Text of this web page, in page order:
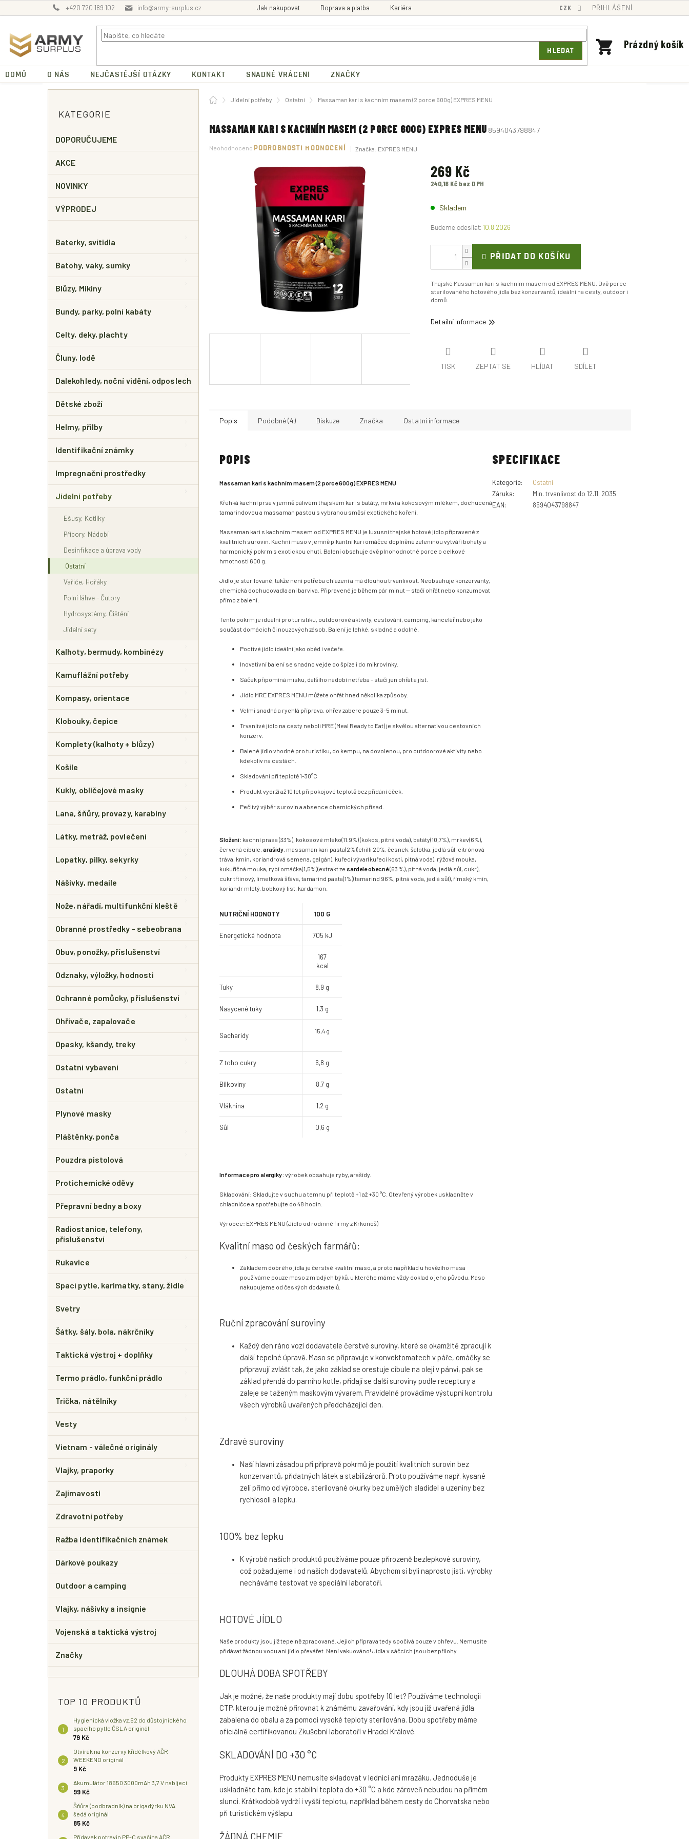
na
+420 720 189 102 info@army-surplus.cz Jak nakupovat Doprava a platba Kariéra CZK PŘIHLÁŠENÍ
HLEDAT
NÁKUPNÍ
Prázdný košík
DOMŮ O NÁS NEJČASTĚJŠÍ OTÁZKY KONTAKT SNADNÉ VRÁCENI ZNAČKY
A
N
P
N
kategorie
KATEGORIE
DOPORUČUJEME
AKCE
NOVINKY
VÝPRODEJ
Baterky, svítidla
Batohy, vaky, sumky
Blůzy, Mikiny
Bundy, parky, polní kabáty
Celty, deky, plachty
Čluny, lodě
Dalekohledy, noční vidění, odposlech
Dětské zboží
Helmy, přilby
Identifikační známky
Impregnační prostředky
Jídelní potřeby
Ešusy, Kotlíky
Příbory, Nádobí
Desinfikace a úprava vody
Ostatní
Vařiče, Hořáky
Polní láhve - Čutory
Hydrosystémy, Čištění
Jídelní sety
Kalhoty, bermudy, kombinézy
Kamuflážní potřeby
Kompasy, orientace
Klobouky, čepice
Komplety (kalhoty + blůzy)
Košile
Kukly, obličejové masky
Lana, šňůry, provazy, karabiny
Látky, metráž, povlečení
Lopatky, pilky, sekyrky
Nášivky, medaile
Nože, nářadí, multifunkční kleště
Obranné prostředky - sebeobrana
Obuv, ponožky, příslušenství
Odznaky, výložky, hodnosti
Ochranné pomůcky, příslušenství
Ohřívače, zapalovače
Opasky, kšandy, treky
Ostatní vybavení
Ostatní
Plynové masky
Pláštěnky, ponča
Pouzdra pistolová
Protichemické oděvy
Přepravní bedny a boxy
Radiostanice, telefony,
příslušenství
Rukavice
Spací pytle, karimatky, stany, židle
Svetry
Šátky, šály, bola, nákrčníky
Taktická výstroj + doplňky
Termo prádlo, funkční prádlo
Trička, nátělníky
Vesty
Vietnam - válečné originály
Vlajky, praporky
Zajímavosti
Zdravotní potřeby
Ražba identifikačních známek
Dárkové poukazy
Outdoor a camping
Vlajky, nášivky a insignie
Vojenská a taktická výstroj
Značky
TOP 10 PRODUKTŮ
Hygienická vložka vz.62 do důstojnického
spacího pytle ČSLA originál
79 Kč
Otvírák na konzervy křídélkový AČR
WEEKEND originál
9 Kč
Akumulátor 18650 3000mAh 3,7 V nabíjecí
99 Kč
Šňůra (podbradník) na brigadýrku NVA
šedá originál
85 Kč
Přídavek potravin PP-C svačina AČR
DomůJídelní potřeby Ostatní Massaman kari s kachním masem (2 porce 600g) EXPRES MENU
MASSAMAN KARI S KACHNÍM MASEM (2 PORCE 600G) EXPRES MENU 8594043798847
Průměrné
Neohodnoceno PODROBNOSTI HODNOCENÍ Značka: EXPRES MENU
269 Kč
240,18 Kč bez DPH
cena:Skladem
10.8.2026
PŘIDAT DO KOŠÍKU
Thajské Massaman kari s kachním masem od EXPRES MENU. Dvě porce
sterilovaného hotového jídla bez konzervantů, ideální na cesty, outdoor i
domů.
Detailní informace
TISK ZEPTAT SE HLÍDAT SDÍLET
Popis Podobné (4) Diskuze Značka Ostatní informace
POPIS
Massaman kari s kachním masem (2 porce 600g) EXPRES MENU
Křehká kachní prsa v jemně pálivém thajském kari s batáty, mrkví a kokosovým mlékem, dochucená
tamarindovou a massaman pastou s vybranou směsí exotického koření.
Massaman kari s kachním masem od EXPRES MENU je luxusní thajské hotové jídlo připravené z
kvalitních surovin. Kachní maso v jemně pikantní kari omáčce doplněné zeleninou vytváří bohatý a
harmonický pokrm s exotickou chutí. Balení obsahuje dvě plnohodnotné porce o celkové
hmotnosti 600 g.
Jídlo je sterilované, takže není potřeba chlazení a má dlouhou trvanlivost. Neobsahuje konzervanty,
chemická dochucovadla ani barviva. Připravené je během pár minut — stačí ohřát nebo konzumovat
přímo z balení.
Tento pokrm je ideální pro turistiku, outdoorové aktivity, cestování, camping, kancelář nebo jako
součást domácích či nouzových zásob. Balení je lehké, skladné a odolné.
Poctivé jídlo ideální jako oběd i večeře.
Inovativní balení se snadno vejde do špíze i do mikrovlnky.
Sáček připomíná misku, dalšího nádobí netřeba - stačí jen ohřát a jíst.
Jídlo MRE EXPRES MENU můžete ohřát hned několika způsoby.
Velmi snadná a rychlá příprava, ohřev zabere pouze 3-5 minut.
Trvanlivé jídlo na cesty neboli MRE (Meal Ready to Eat) je skvělou alternativou cestovních
konzerv.
Balené jídlo vhodné pro turistiku, do kempu, na dovolenou, pro outdoorové aktivity nebo
kdekoliv na cestách.
Skladování při teplotě 1-30°C
Produkt vydrží až 10 let při pokojové teplotě bez přidání éček.
Pečlivý výběr surovin a absence chemických přísad.
Složení: kachní prasa (33%), kokosové mléko(11.9%) (kokos, pitná voda), batáty(10,7%), mrkev(6%),
červená cibule, arašídy , massaman kari pasta(2%)(chilli 20%, česnek, šalotka, jedlá sůl, citrónová
tráva, kmín, koriandrová semena, galgán), kuřecí vývar(kuřecí kosti, pitná voda), rýžová mouka,
kukuřičná mouka, rybí omáčka(1,5%)(extrakt ze sardele obecné(63 %), pitná voda, jedlá sůl, cukr),
cukr třtinový, limetková šťáva, tamarind pasta(1%)(tamarind 96%, pitná voda, jedlá sůl), římský kmín,
koriandr mletý, bobkový list, kardamon.
NUTRIČNÍ HODNOTY 100 G
Energetická hodnota 705 kJ
167
kcal
Tuky 8,9 g
Nasycené tuky 1,3 g
Sacharidy
15,4 g
Z toho cukry 6,8 g
Bílkoviny 8,7 g
Vláknina 1,2 g
Sůl 0,6 g
Informace pro alergiky: výrobek obsahuje ryby, arašídy
Skladování: Skladujte v suchu a temnu při teplotě +1 až +30 °C. Otevřený výrobek uskladněte v
chladničce a spotřebujte do 48 hodin.
Výrobce: EXPRES MENU (Jídlo od rodinné firmy z Krkonoš)
Kvalitní maso od českých farmářů:
Základem dobrého jídla je čerstvé kvalitní maso, a proto například u hovězího masa
používáme pouze maso z mladých býků, u kterého máme vždy doklad o jeho původu. Maso
nakupujeme od českých dodavatelů.
Ruční zpracování suroviny
Každý den ráno vozí dodavatele čerstvé suroviny, které se okamžitě zpracují k
další tepelné úpravě. Maso se připravuje v konvektomatech v páře, omáčky se
připravují zvlášť tak, že jako základ se orestuje cibule na oleji v pánvi, pak se
základ přendá do parního kotle, přidají se další suroviny podle receptury a
zaleje se taženým maskovým vývarem. Pravidelně provádíme výstupní kontrolu
všech výrobků uvařených předcházející den.
Zdravé suroviny
Naší hlavní zásadou při přípravě pokrmů je použití kvalitních surovin bez
konzervantů, přidatných látek a stabilizárorů. Proto používáme např. kysané
zelí přímo od výrobce, sterilované okurky bez umělých sladidel a uzeniny bez
rychlosolí a lepku.
100% bez lepku
K výrobě našich produktů používáme pouze přirozeně bezlepkové suroviny,
což požadujeme i od našich dodavatelů. Abychom si byli naprosto jisti, výrobky
necháváme testovat ve speciální laboratoři.
HOTOVÉ JÍDLO
Naše produkty jsou již tepelně zpracované. Jejich příprava tedy spočívá pouze v ohřevu. Nemusíte
přidávat žádnou vodu ani jídlo převářet. Není vakuováno! Jídla v sáčcích jsou bez přílohy.
DLOUHÁ DOBA SPOTŘEBY
Jak je možné, že naše produkty mají dobu spotřeby 10 let? Používáme technologii
CTP, kterou je možné přirovnat k známému zavařování, kdy jsou již uvařená jídla
zabalena do obalu a za pomoci vysoké teploty sterilována. Dobu spotřeby máme
oficiálně certifikovanou Zkušební laboratoří v Hradci Králové.
SKLADOVÁNÍ DO +30 °C
Produkty EXPRES MENU nemusíte skladovat v lednici ani mrazáku. Jednoduše je
uskladněte tam, kde je stabilní teplota do +30 °C a kde zároveň nebudou na přímém
slunci. Krátkodobě vydrží i vyšší teplotu, například během cesty do Chorvatska nebo
při turistickém výšlapu.
ŽÁDNÁ CHEMIE
SPECIFIKACE
Kategorie:
Ostatní
Záruka:
Min. trvanlivost do 12.11. 2035
EAN: 8594043798847